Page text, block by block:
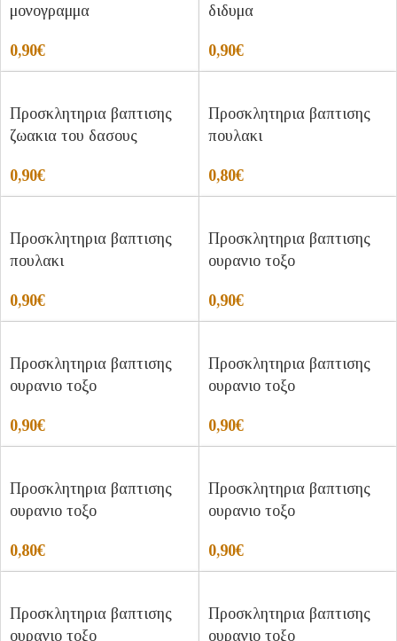
μονογραμμα
0,90€
διδυμα
0,90€
Προσκλητηρια βαπτισης
ζωακια του δασους
0,90€
Προσκλητηρια βαπτισης
πουλακι
0,80€
Προσκλητηρια βαπτισης
πουλακι
0,90€
Προσκλητηρια βαπτισης
ουρανιο τοξο
0,90€
Προσκλητηρια βαπτισης
ουρανιο τοξο
0,90€
Προσκλητηρια βαπτισης
ουρανιο τοξο
0,90€
Προσκλητηρια βαπτισης
ουρανιο τοξο
0,80€
Προσκλητηρια βαπτισης
ουρανιο τοξο
0,90€
Προσκλητηρια βαπτισης
ουρανιο τοξο
Προσκλητηρια βαπτισης
ουρανιο τοξο